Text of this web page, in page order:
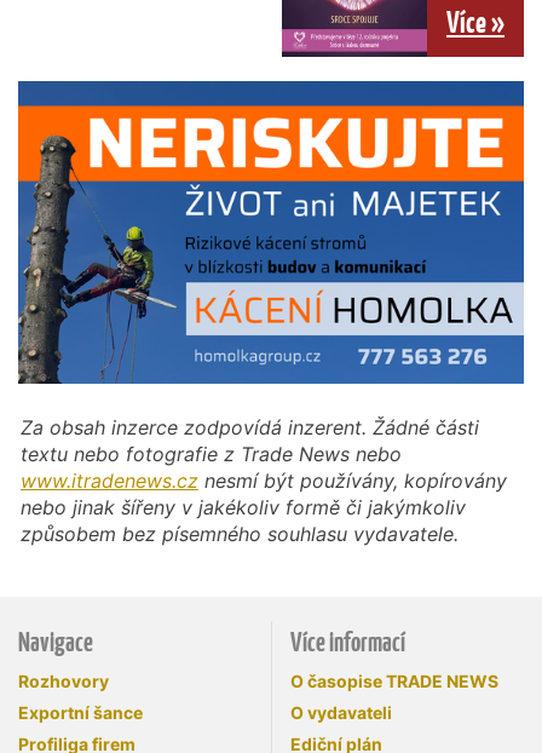
Více »
Za obsah inzerce zodpovídá inzerent. Žádné části
textu nebo fotografie z Trade News nebo
www.itradenews.cz nesmí být používány, kopírovány
nebo jinak šířeny v jakékoliv formě či jakýmkoliv
způsobem bez písemného souhlasu vydavatele.
Navigace
Rozhovory
Exportní šance
Profiliga firem
Více informací
O časopise TRADE NEWS
O vydavateli
Ediční plán